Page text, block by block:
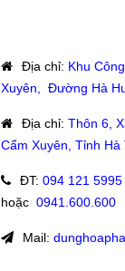
Địa chỉ: Khu
Xuyên, Đường Hà
Địa chỉ: Thôn 6,
Cẩm Xuyên, Tỉnh Hà
ĐT: 094 121 5995
hoặc: 0941.600.600
Mail: